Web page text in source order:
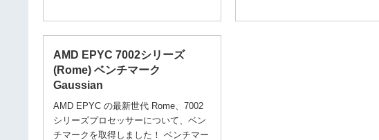
AmberTools が Version 19となりま
す。 前回のHPLと同様に、Compiler、
数値演算ライブラリ、MPIを変化させ
てベンチマークを取得していきたいと
考えていたのですが... ...
AMD EPYC 7002シリーズ
(Rome) ベンチマーク
Gaussian
AMD EPYC の最新世代 Rome、7002
シリーズプロセッサーについて、ベン
チマークを取得しました！ ベンチマー